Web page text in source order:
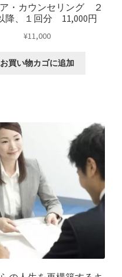
・カウンセリング ２
降、１回分 11,000円
¥11,000
お買い物カゴに追加